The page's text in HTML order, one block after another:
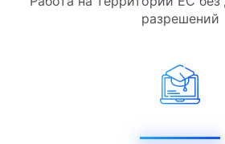
разрешений